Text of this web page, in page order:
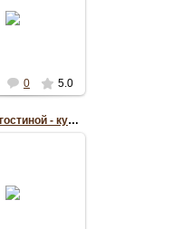
0 5.0
Подиум в гостиной - кухне